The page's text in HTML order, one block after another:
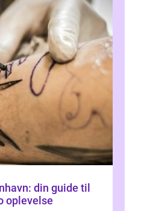
din guide til
oplevelse